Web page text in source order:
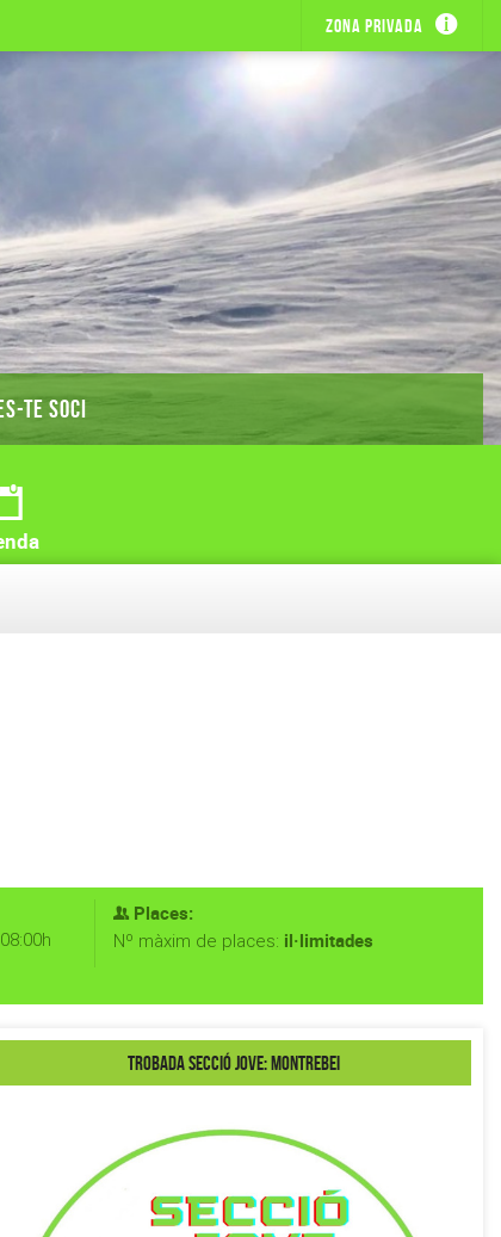
Zona privada
TE SOCI
Places:
Nº màxim de places: il·limitades
Trobada secció Jove: Montrebei